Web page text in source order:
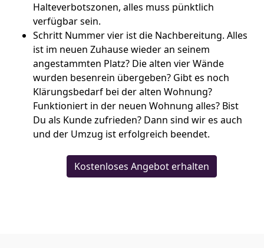
Halteverbotszonen, alles muss pünktlich
verfügbar sein.
Schritt Nummer vier ist die Nachbereitung. Alles
ist im neuen Zuhause wieder an seinem
angestammten Platz? Die alten vier Wände
wurden besenrein übergeben? Gibt es noch
Klärungsbedarf bei der alten Wohnung?
Funktioniert in der neuen Wohnung alles? Bist
Du als Kunde zufrieden? Dann sind wir es auch
und der Umzug ist erfolgreich beendet.
Kostenloses Angebot erhalten